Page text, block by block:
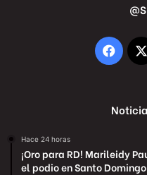
Hace 24 horas
¡Oro para RD! Marileidy
el podio en Santo